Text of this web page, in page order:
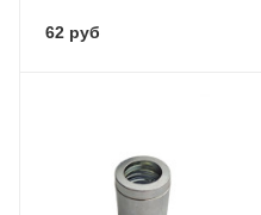
62 руб